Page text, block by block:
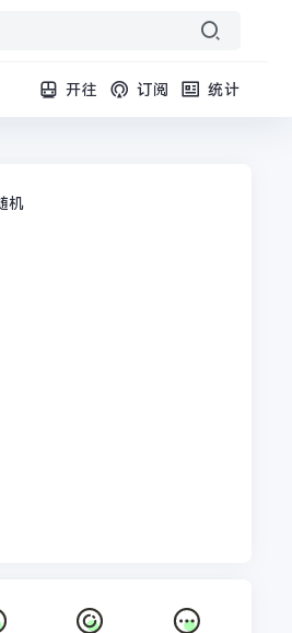
开往 订阅 统计